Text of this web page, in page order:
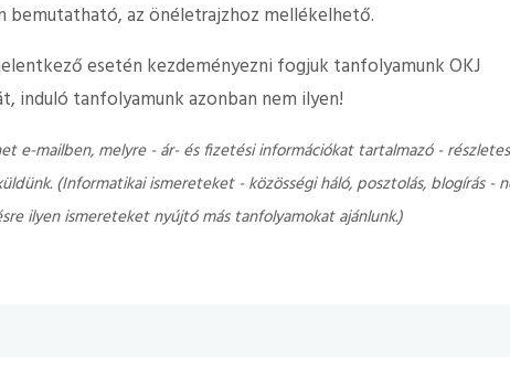
bemutatható, az önéletrajzhoz mellékelhető.
esetén kezdeményezni fogjuk tanfolyamunk OKJ
induló tanfolyamunk azonban nem ilyen!
e-mailben, melyre - ár- és fizetési információkat tartalmazó - részletes
(Informatikai ismereteket - közösségi háló, posztolás, blogírás -
ilyen ismereteket nyújtó más tanfolyamokat ajánlunk.)